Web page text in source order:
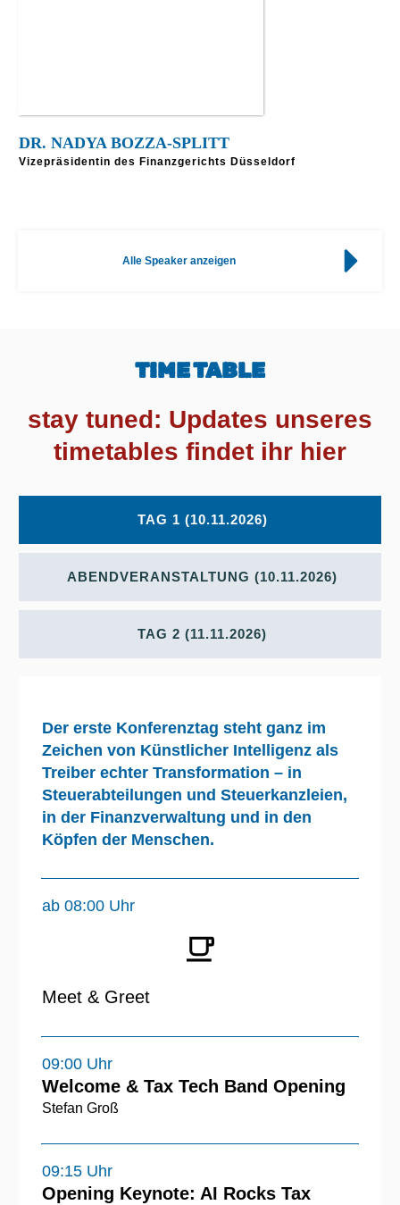
DR. NADYA BOZZA-SPLITT
Vizepräsidentin des Finanzgerichts Düsseldorf
Alle Speaker anzeigen
TIME TABLE
stay tuned: Updates unseres
timetables findet ihr hier
TAG 1 (10.11.2026)
ABENDVERANSTALTUNG (10.11.2026)
TAG 2 (11.11.2026)
Der erste Konferenztag steht ganz im
Zeichen von Künstlicher Intelligenz als
Treiber echter Transformation – in
Steuerabteilungen und Steuerkanzleien,
in der Finanzverwaltung und in den
Köpfen der Menschen.
ab 08:00 Uhr
Meet & Greet
09:00 Uhr
Welcome & Tax Tech Band Opening
Stefan Groß
09:15 Uhr
Opening Keynote: AI Rocks Tax